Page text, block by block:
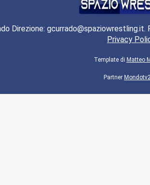
Direzione:
Privacy
Template di Matteo
Partner